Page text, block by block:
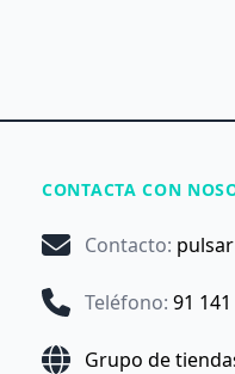
CONTACTA CON
Contacto:
Teléfono: 91
Grupo de